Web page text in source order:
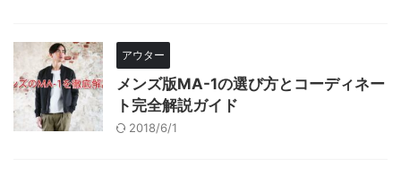
アウター
メンズ版MA-1の選び方とコーディネー
ト完全解説ガイド
2018/6/1